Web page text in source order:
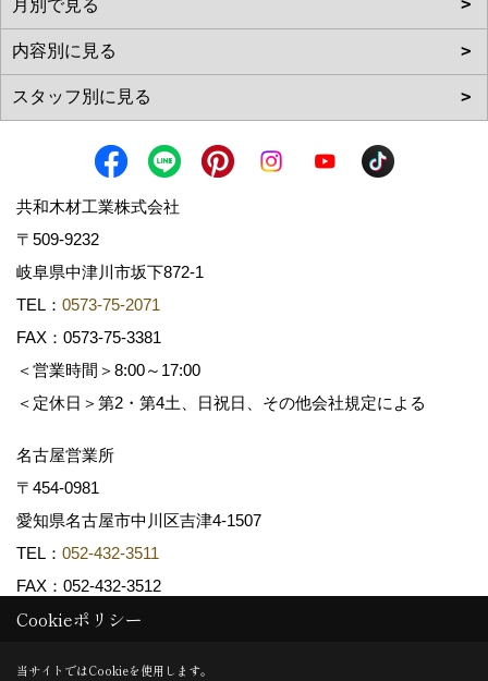
共和木材工業株式会社
〒509-9232
岐阜県中津川市坂下872‐1
TEL： 0573-75-2071
FAX：0573-75-3381
＜営業時間＞8:00～17:00
＜定休日＞第2・第4土、日祝日、その他会社規定による
名古屋営業所
〒454-0981
愛知県名古屋市中川区吉津4-1507
TEL： 052-432-3511
FAX：052-432-3512
Copyright (c) 共和木材工業株式会社. All Rights Reserved.
Cookieポリシー
当サイトではCookieを使用します。